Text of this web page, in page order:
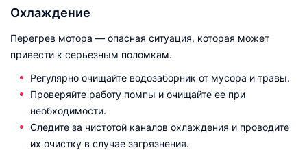
Охлаждение
Перегрев мотора — опасная ситуация, которая может
привести к серьезным поломкам.
Регулярно очищайте водозаборник от мусора и травы.
Проверяйте работу помпы и очищайте ее при
необходимости.
Следите за чистотой каналов охлаждения и проводите
их очистку в случае загрязнения.